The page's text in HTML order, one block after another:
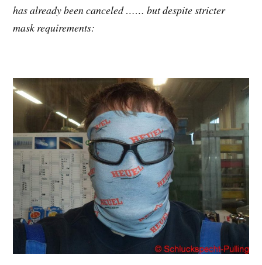
has already been canceled …… but despite stricter
mask requirements: